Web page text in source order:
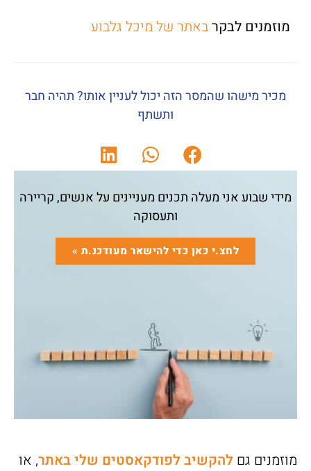
מוזמנים לבקרבאתר של מיכל גלבוע
מכיר מישהו שהמסר הזה יכול לעניין אותו? תהיה חבר
ותשתף
מידי שבוע אני מעלה תכנים מעניינים על אנשים, קריירה
ותעסוקה
לחצ.י כאן כדי להישאר מעודכנ.ת »
מוזמנים גם להקשיב לפודקאסטים שלי באתר, או